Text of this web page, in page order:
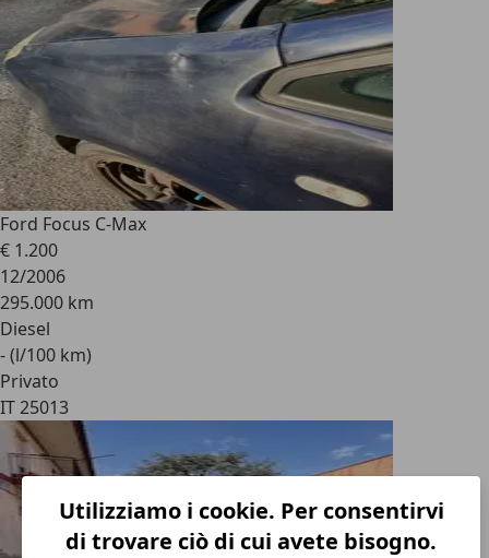
Utilizziamo i cookie. Per consentirvi
di trovare ciò di cui avete bisogno.
Ford Focus C-Max
€ 1.200
12/2006
295.000 km
Diesel
- (l/100 km)
Privato
IT 25013